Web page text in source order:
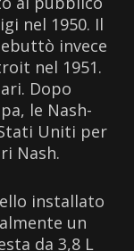
nel 1950. Il
invece
nel 1951.
Dopo
le Nash-
Uniti per
Nash.
installato
un
da 3,8 L